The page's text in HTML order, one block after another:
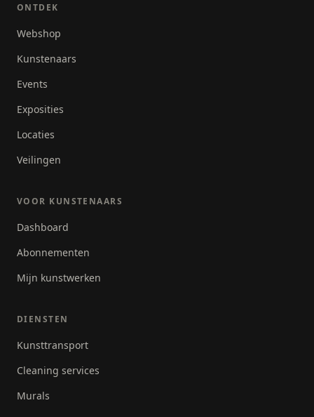
ONTDEK
Webshop
Kunstenaars
Events
Exposities
Locaties
Veilingen
VOOR KUNSTENAARS
Dashboard
Abonnementen
Mijn kunstwerken
DIENSTEN
Kunsttransport
Cleaning services
Murals